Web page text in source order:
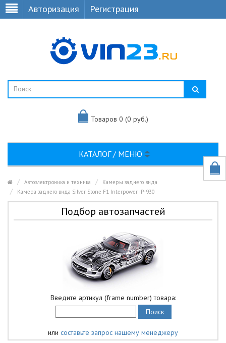
Авторизация Регистрация
Товаров 0 (0 руб.)
КАТАЛОГ / МЕНЮ
Автоэлектроника и техника
Камеры заднего вида
Камера заднего вида Silver Stone F1 Interpower IP-930
Подбор автозапчастей
Введите артикул (frame number) товара:
или составьте запрос нашему менеджеру